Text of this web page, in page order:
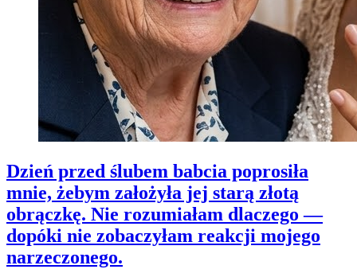
Dzień przed ślubem babcia poprosiła
mnie, żebym założyła jej starą złotą
obrączkę. Nie rozumiałam dlaczego —
dopóki nie zobaczyłam reakcji mojego
narzeczonego.